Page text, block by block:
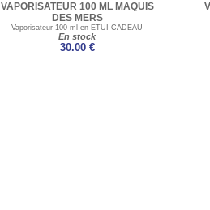
VAPORISATEUR 100 ML MAQUIS
DES MERS
Vaporisateur 100 ml en ETUI CADEAU
En stock
30.00 €